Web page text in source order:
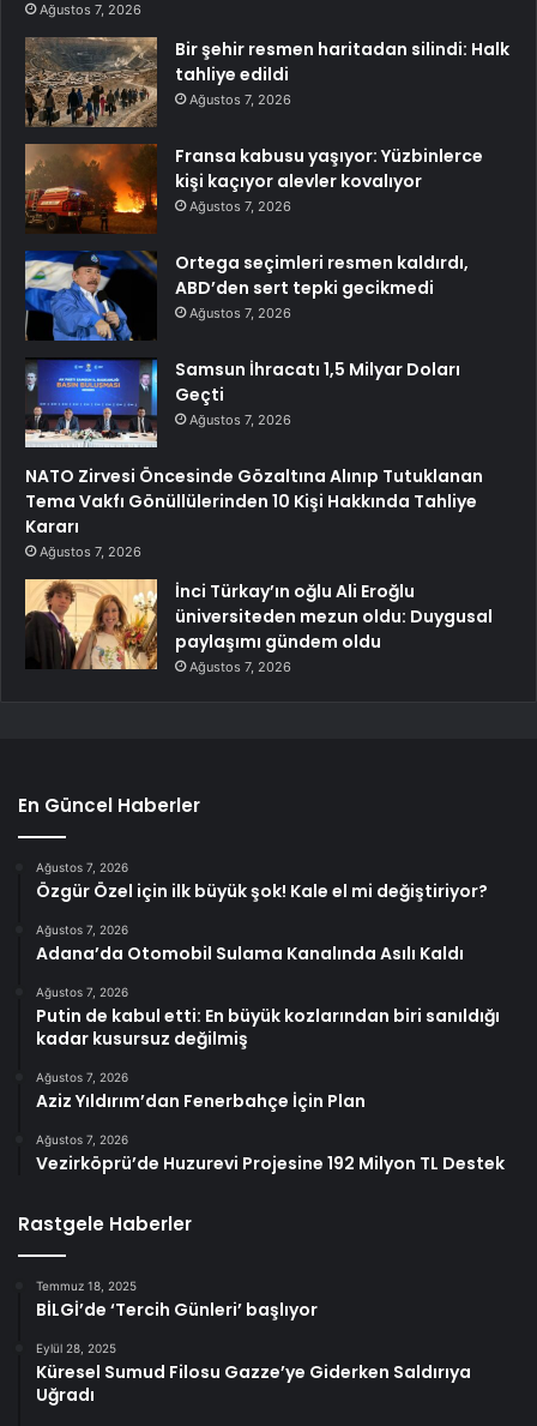
Ağustos 7, 2026
Bir şehir resmen haritadan silindi: Halk
tahliye edildi
Ağustos 7, 2026
Fransa kabusu yaşıyor: Yüzbinlerce
kişi kaçıyor alevler kovalıyor
Ağustos 7, 2026
Ortega seçimleri resmen kaldırdı,
ABD’den sert tepki gecikmedi
Ağustos 7, 2026
Samsun İhracatı 1,5 Milyar Doları
Geçti
Ağustos 7, 2026
NATO Zirvesi Öncesinde Gözaltına Alınıp Tutuklanan
Tema Vakfı Gönüllülerinden 10 Kişi Hakkında Tahliye
Kararı
Ağustos 7, 2026
İnci Türkay’ın oğlu Ali Eroğlu
üniversiteden mezun oldu: Duygusal
paylaşımı gündem oldu
Ağustos 7, 2026
En Güncel Haberler
Ağustos 7, 2026
Özgür Özel için ilk büyük şok! Kale el mi değiştiriyor?
Ağustos 7, 2026
Adana’da Otomobil Sulama Kanalında Asılı Kaldı
Ağustos 7, 2026
Putin de kabul etti: En büyük kozlarından biri sanıldığı
kadar kusursuz değilmiş
Ağustos 7, 2026
Aziz Yıldırım’dan Fenerbahçe İçin Plan
Ağustos 7, 2026
Vezirköprü’de Huzurevi Projesine 192 Milyon TL Destek
Rastgele Haberler
Temmuz 18, 2025
BİLGİ’de ‘Tercih Günleri’ başlıyor
Eylül 28, 2025
Küresel Sumud Filosu Gazze’ye Giderken Saldırıya
Uğradı